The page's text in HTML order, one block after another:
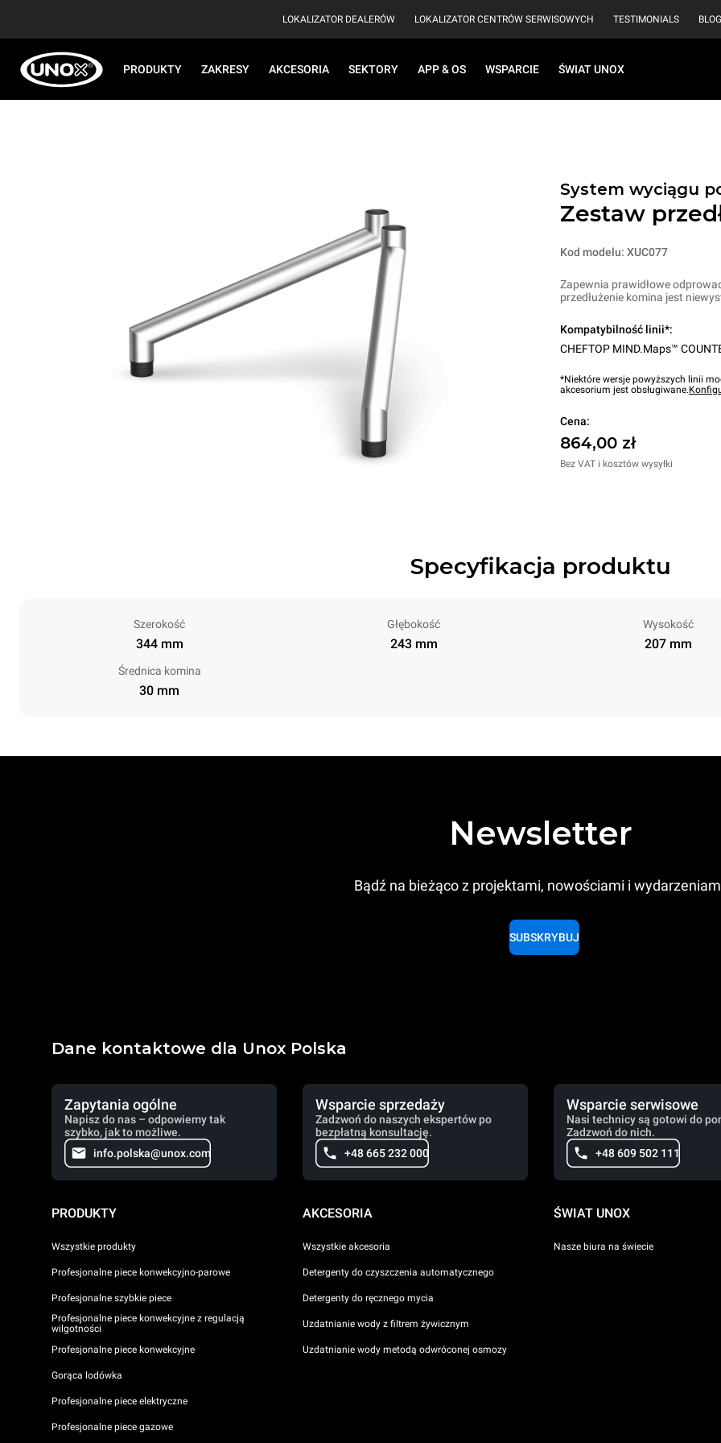
LOKALIZATOR DEALERÓW LOKALIZATOR CENTRÓW SERWISOWYCH TESTIMONIALS BLOG
PRODUKTY ZAKRESY AKCESORIA SEKTORY APP & OS WSPARCIE ŚWIAT UNOX
System wyciągu
Zestaw
Kod modelu: XUC077
Zapewnia prawidłowe
przedłużenie komina jest
Kompatybilność linii*:
CHEFTOP MIND.Maps™
*Niektóre wersje powyższych linii
akcesorium jest obsługiwane.
Cena:
864,00 zł
Bez VAT i kosztów wysyłki
Specyfikacja produktu
Szerokość
344 mm
Głębokość
243 mm
Wysokość
207 mm
Średnica komina
30 mm
Newsletter
Bądź na bieżąco z projektami, nowościami i
SUBSKRYBUJ
Dane kontaktowe dla Unox Polska
Zapytania ogólne
Napisz do nas – odpowiemy tak
szybko, jak to możliwe.
info.polska@unox.com
Wsparcie sprzedaży
Zadzwoń do naszych ekspertów po
bezpłatną konsultację.
+48 665 232 000
Wsparcie serwisowe
Nasi technicy są gotowi do
Zadzwoń do nich.
+48 609 502 111
PRODUKTY
Wszystkie produkty
Profesjonalne piece konwekcyjno-parowe
Profesjonalne szybkie piece
Profesjonalne piece konwekcyjne z regulacją
wilgotności
Profesjonalne piece konwekcyjne
Gorąca lodówka
Profesjonalne piece elektryczne
Profesjonalne piece gazowe
AKCESORIA
Wszystkie akcesoria
Detergenty do czyszczenia automatycznego
Detergenty do ręcznego mycia
Uzdatnianie wody z filtrem żywicznym
Uzdatnianie wody metodą odwróconej osmozy
ŚWIAT UNOX
Nasze biura na świecie